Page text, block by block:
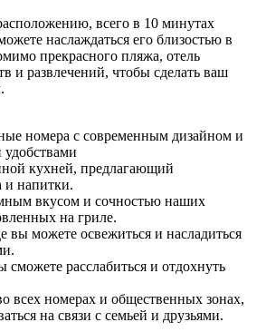
всего в 10 минутах
наслаждаться его близостью в
прекрасного пляжа, отель
и развлечений, чтобы сделать ваш
номера с современным дизайном и
кухней, предлагающий
и напитки.
вкусом и сочностью наших
на гриле.
вы можете освежиться и насладиться
сможете расслабиться и отдохнуть
всех номерах и общественных зонах,
на связи с семьей и друзьями.